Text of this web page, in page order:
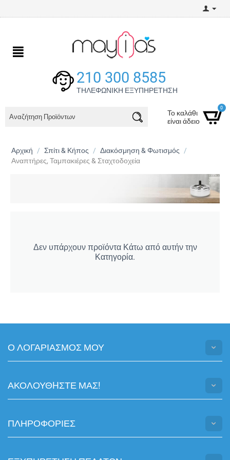
210 300 8585
ΤΗΛΕΦΩΝΙΚΗ ΕΞΥΠΗΡΕΤΗΣΗ
Το καλάθι
είναι άδειο
0
Αρχική / Σπίτι & Κήπος / Διακόσμηση & Φωτισμός
/
Αναπτήρες, Ταμπακιέρες & Σταχτοδοχεία
Δεν υπάρχουν προϊόντα Κάτω από αυτήν την
Κατηγορία.
Ο ΛΟΓΑΡΙΑΣΜΟΣ ΜΟΥ
ΑΚΟΛΟΥΘHΣΤΕ ΜΑΣ!
ΠΛΗΡΟΦΟΡΙΕΣ